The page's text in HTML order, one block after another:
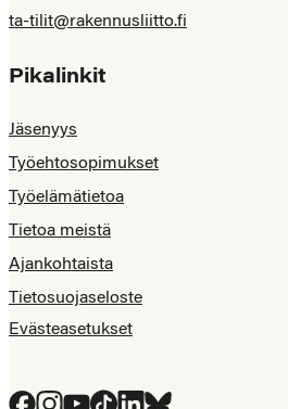
ta-tilit@rakennusliitto.fi
Pikalinkit
Jäsenyys
Työehtosopimukset
Työelämätietoa
Tietoa meistä
Ajankohtaista
Tietosuojaseloste
Evästeasetukset
Facebook
Instagram
YouTube
TiktokLinkedIn
Bluesky